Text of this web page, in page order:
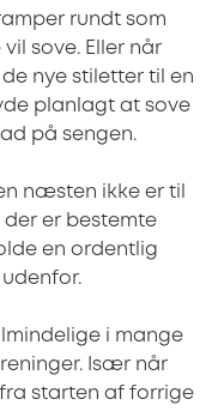
rundt som
sove. Eller når
nye stiletter til en
planlagt at sove
på sengen.
næsten ikke er til
er bestemte
en ordentlig
i mange
Især når
starten af forrige